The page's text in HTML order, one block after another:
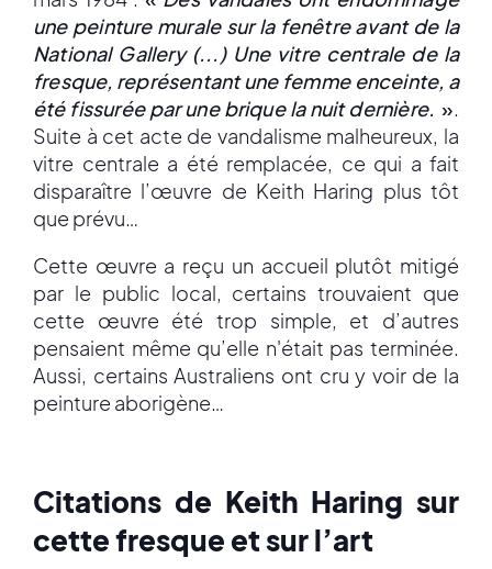
une peinture murale sur la fenêtre avant de la
National Gallery (...) Une vitre centrale de la
fresque, représentant une femme enceinte, a
été fissurée par une brique la nuit dernière. ».
Suite à cet acte de vandalisme malheureux, la
vitre centrale a été remplacée, ce qui a fait
disparaître l’œuvre de Keith Haring plus tôt
que prévu…
Cette œuvre a reçu un accueil plutôt mitigé
par le public local, certains trouvaient que
cette œuvre été trop simple, et d’autres
pensaient même qu’elle n'était pas terminée.
Aussi, certains Australiens ont cru y voir de la
peinture aborigène…
Citations de Keith Haring sur
cette fresque et sur l’art